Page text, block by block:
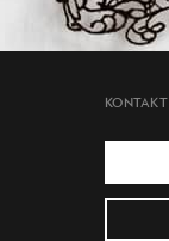
KONTAKT